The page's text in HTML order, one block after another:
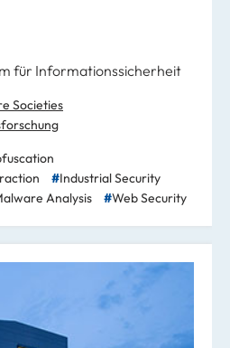
für Informationssicherheit
Societies
Industrial Security
Analysis Web Security